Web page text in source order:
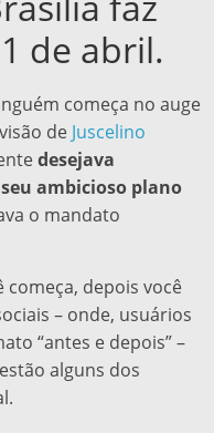
de abril.
começa no auge
de Juscelino
desejava
ambicioso plano
o mandato
começa, depois você
– onde, usuários
“antes e depois” –
alguns dos